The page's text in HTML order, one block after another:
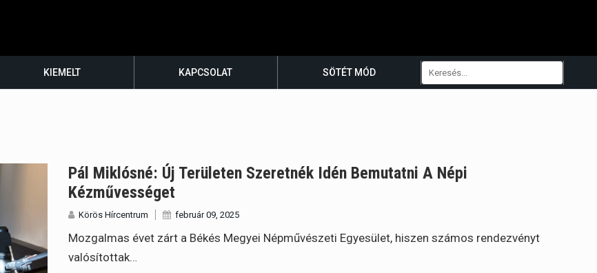
KIEMELT KAPCSOLAT SÖTÉT MÓD
Pál Miklósné: Új Területen Szeretnék Idén Bemutatni A Népi
Kézművességet
Körös Hírcentrum február 09, 2025
Mozgalmas évet zárt a Békés Megyei Népművészeti Egyesület, hiszen számos rendezvényt
valósítottak…